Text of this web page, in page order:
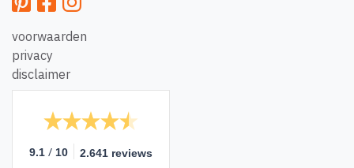
voorwaarden
privacy
disclaimer
9.1 / 10 2.641 reviews